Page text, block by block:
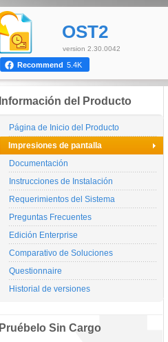
Información del Producto
Página de Inicio del Producto
Impresiones de pantalla
Documentación
Instrucciones de Instalación
Requerimientos del Sistema
Preguntas Frecuentes
Edición Enterprise
Comparativo de Soluciones
Questionnaire
Historial de versiones
Pruébelo Sin Cargo
OST2
version 2.30.0042
Recommend 5.4K